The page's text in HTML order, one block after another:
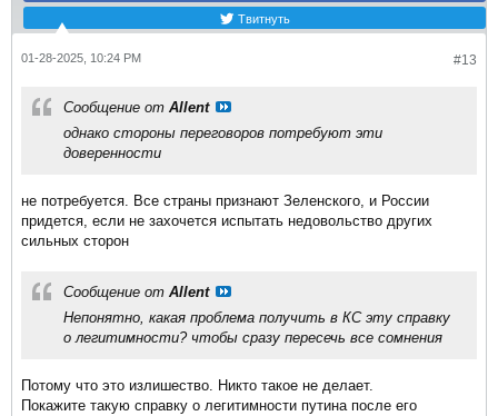
Твитнуть
#13
01-28-2025, 10:24 PM
Сообщение от Allent
однако стороны переговоров потребуют эти
доверенности
не потребуется. Все страны признают Зеленского, и России
придется, если не захочется испытать недовольство других
сильных сторон
Сообщение от Allent
Непонятно, какая проблема получить в КС эту справку
о легитимности? чтобы сразу пересечь все сомнения
Потому что это излишество. Никто такое не делает.
Покажите такую справку о легитимности путина после его